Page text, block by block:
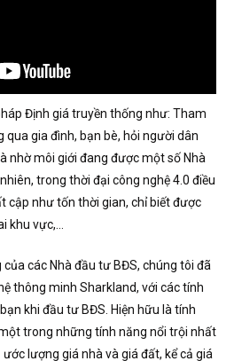
Định giá truyền thống như: Tham
qua gia đình, bạn bè, hỏi người dân
nhờ môi giới đang được một số Nhà
trong thời đại công nghệ 4.0 điều
cập như tốn thời gian, chỉ biết được
khu vực,…
các Nhà đầu tư BĐS, chúng tôi đã
thông minh Sharkland, với các tính
khi đầu tư BĐS. Hiện hữu là tính
trong những tính năng nổi trội nhất
lượng giá nhà và giá đất, kể cả giá